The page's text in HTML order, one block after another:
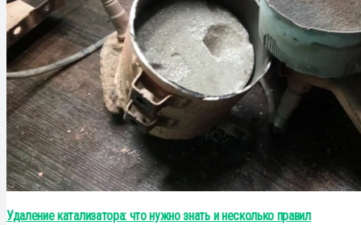
Удаление катализатора: что нужно знать и несколько правил